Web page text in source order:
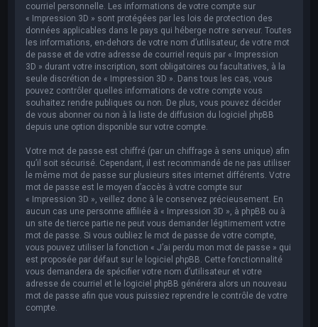
courriel personnelle. Les informations de votre compte sur
« Impression 3D » sont protégées par les lois de protection des
données applicables dans le pays qui héberge notre serveur. Toutes
les informations, en-dehors de votre nom d’utilisateur, de votre mot
de passe et de votre adresse de courriel requis par « Impression
3D » durant votre inscription, sont obligatoires ou facultatives, à la
seule discrétion de « Impression 3D ». Dans tous les cas, vous
pouvez contrôler quelles informations de votre compte vous
souhaitez rendre publiques ou non. De plus, vous pouvez décider
de vous abonner ou non à la liste de diffusion du logiciel phpBB
depuis une option disponible sur votre compte.
Votre mot de passe est chiffré (par un chiffrage à sens unique) afin
qu’il soit sécurisé. Cependant, il est recommandé de ne pas utiliser
le même mot de passe sur plusieurs sites internet différents. Votre
mot de passe est le moyen d’accès à votre compte sur
« Impression 3D », veillez donc à le conservez précieusement. En
aucun cas une personne affiliée à « Impression 3D », à phpBB ou à
un site de tierce partie ne peut vous demander légitimement votre
mot de passe. Si vous oubliez le mot de passe de votre compte,
vous pouvez utiliser la fonction « J’ai perdu mon mot de passe » qui
est proposée par défaut sur le logiciel phpBB. Cette fonctionnalité
vous demandera de spécifier votre nom d’utilisateur et votre
adresse de courriel et le logiciel phpBB générera alors un nouveau
mot de passe afin que vous puissiez reprendre le contrôle de votre
compte.